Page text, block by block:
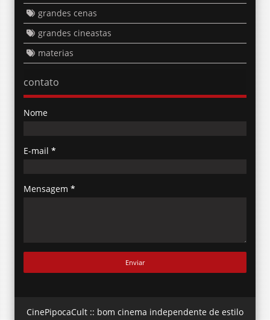
grandes cenas
grandes cineastas
materias
contato
Nome
E-mail *
Mensagem *
CinePipocaCult :: bom cinema independente de estilo